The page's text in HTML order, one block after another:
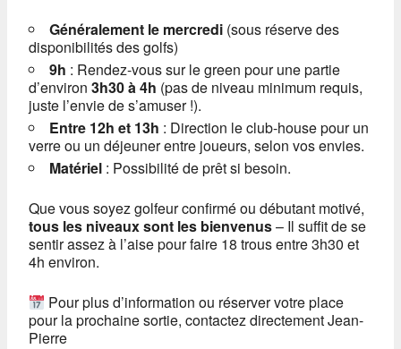
Généralement le mercredi (sous réserve des
disponibilités des golfs)
9h : Rendez-vous sur le green pour une partie
d’environ 3h30 à 4h (pas de niveau minimum requis,
juste l’envie de s’amuser !).
Entre 12h et 13h : Direction le club-house pour un
verre ou un déjeuner entre joueurs, selon vos envies.
Matériel : Possibilité de prêt si besoin.
Que vous soyez golfeur confirmé ou débutant motivé,
tous les niveaux sont les bienvenus– Il suffit de se
sentir assez à l’aise pour faire 18 trous entre 3h30 et
4h environ.
Pour plus d’information ou réserver votre place
pour la prochaine sortie, contactez directement Jean-
Pierre